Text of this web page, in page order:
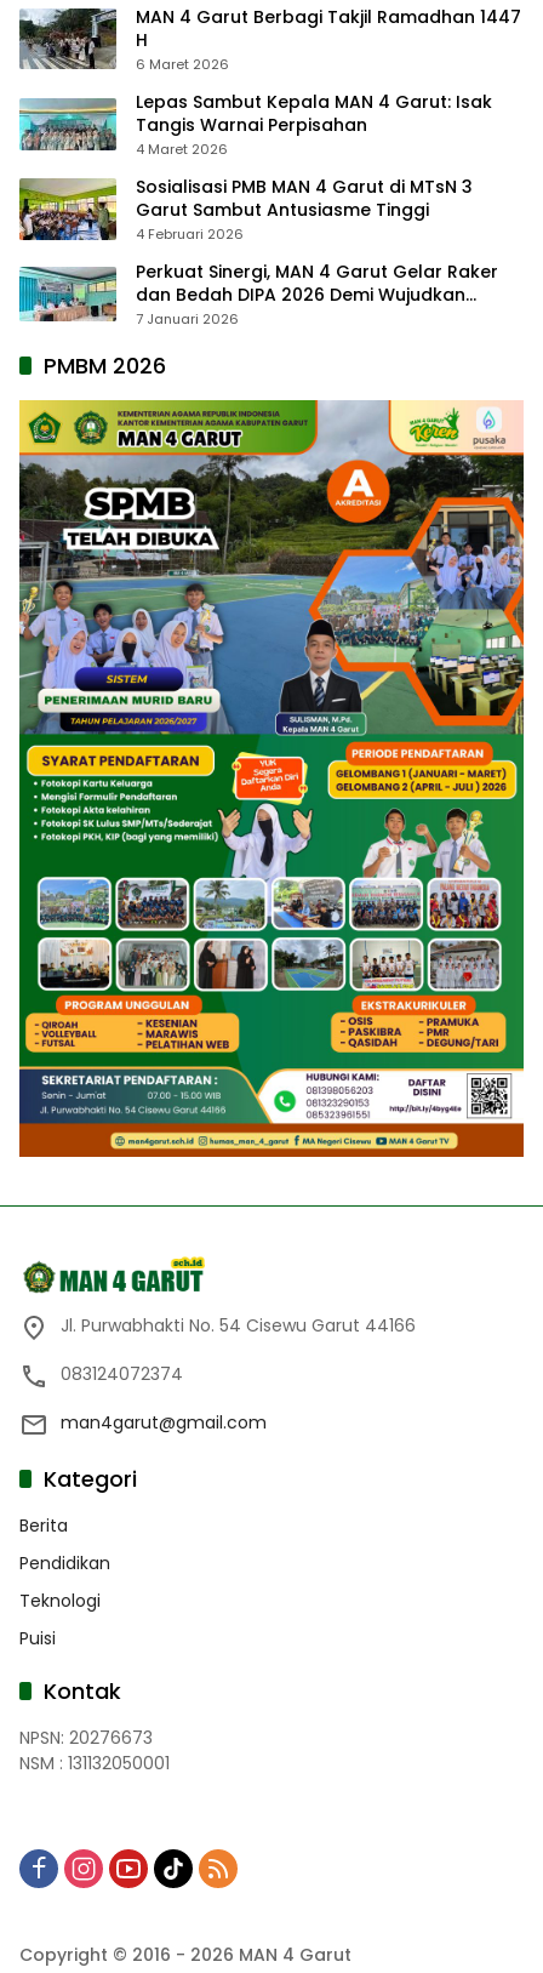
MAN 4 Garut Berbagi Takjil Ramadhan 1447
H
6 Maret 2026
Lepas Sambut Kepala MAN 4 Garut: Isak
Tangis Warnai Perpisahan
4 Maret 2026
Sosialisasi PMB MAN 4 Garut di MTsN 3
Garut Sambut Antusiasme Tinggi
4 Februari 2026
Perkuat Sinergi, MAN 4 Garut Gelar Raker
dan Bedah DIPA 2026 Demi Wujudkan
Madrasah Mendunia
7 Januari 2026
PMBM 2026
Jl. Purwabhakti No. 54 Cisewu Garut 44166
083124072374
man4garut@gmail.com
Kategori
Berita
Pendidikan
Teknologi
Puisi
Kontak
NPSN: 20276673
NSM : 131132050001
Copyright © 2016 - 2026 MAN 4 Garut